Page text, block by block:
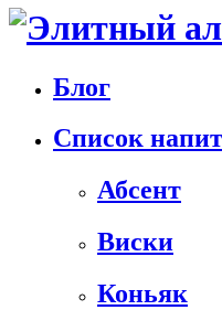
Блог
Список
Абсент
Виски
Коньяк